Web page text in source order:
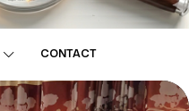
CONTACT